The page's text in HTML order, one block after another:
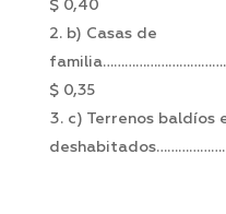
$ 0,40
b) Casas de
$ 0,35
c) Terrenos baldíos